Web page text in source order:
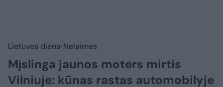
Lietuvos diena Nelaimės
Mįslinga jaunos moters mirtis
Vilniuje: kūnas rastas automobilyje